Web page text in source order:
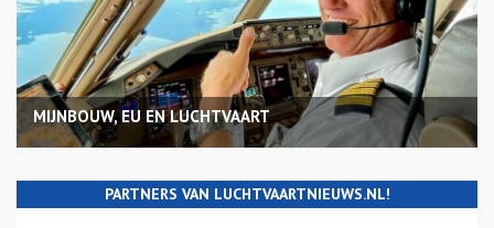
MIJNBOUW, EU EN LUCHTVAART
PARTNERS VAN LUCHTVAARTNIEUWS.NL!